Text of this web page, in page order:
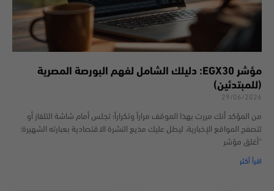
مؤشر EGX30: دليلك الشامل لفهم البورصة المصرية
(للمبتدئين)
29/06/2026
من المؤكد أنك مررت بهذا الموقف مراراً وتكراراً؛ تجلس أمام شاشة التلفاز أو
تتصفح المواقع الإخبارية، ليطل عليك مذيع النشرة الاقتصادية بعبارته الشهيرة:
“أغلق مؤشر
اقرأ أكثر